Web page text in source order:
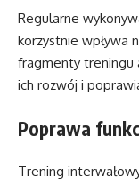
Regularne
korzystnie wpływa
fragmenty treningu
ich rozwój i
Poprawa
Trening